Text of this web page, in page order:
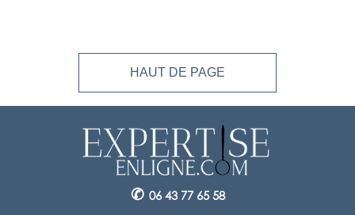
HAUT DE PAGE
✆ 06 43 77 65 58